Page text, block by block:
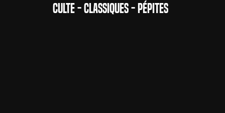
CULTE - CLASSIQUES - PÉPITES